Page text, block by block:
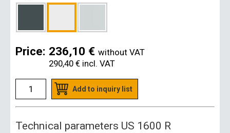
Price: 236,10 € without VAT
290,40 € incl. VAT
Add to inquiry list
Technical parameters US 1600 R